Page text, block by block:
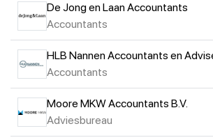
De Jong en Laan Accountants
Accountants
HLB Nannen Accountants en
Accountants
Moore MKW Accountants B.V.
Adviesbureau